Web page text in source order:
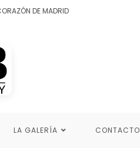
DE MADRID
LA GALERÍA CONTACTO